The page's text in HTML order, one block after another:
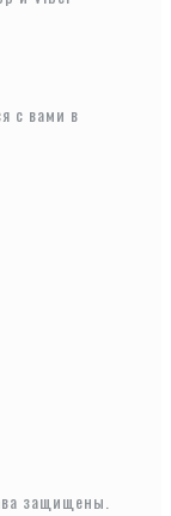
с вами в
защищены.